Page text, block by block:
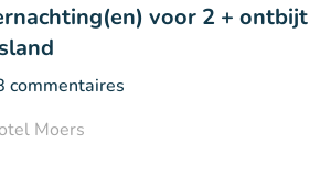
voor 2 + ontbijt
commentaires
Moers